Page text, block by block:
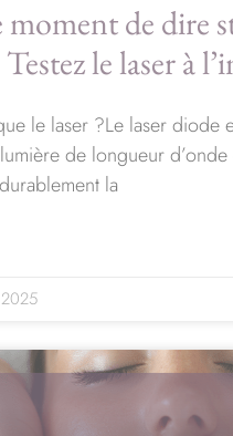
moment de dire
le laser à
le laser ?Le laser
de longueur
la